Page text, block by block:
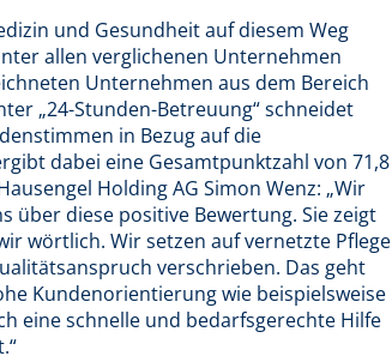
und Gesundheit auf diesem Weg
allen verglichenen Unternehmen
Unternehmen aus dem Bereich
„24-Stunden-Betreuung“ schneidet
in Bezug auf die
dabei eine Gesamtpunktzahl von 71,8
Holding AG Simon Wenz: „Wir
diese positive Bewertung. Sie zeigt
wörtlich. Wir setzen auf vernetzte Pflege
verschrieben. Das geht
Kundenorientierung wie beispielsweise
eine schnelle und bedarfsgerechte Hilfe